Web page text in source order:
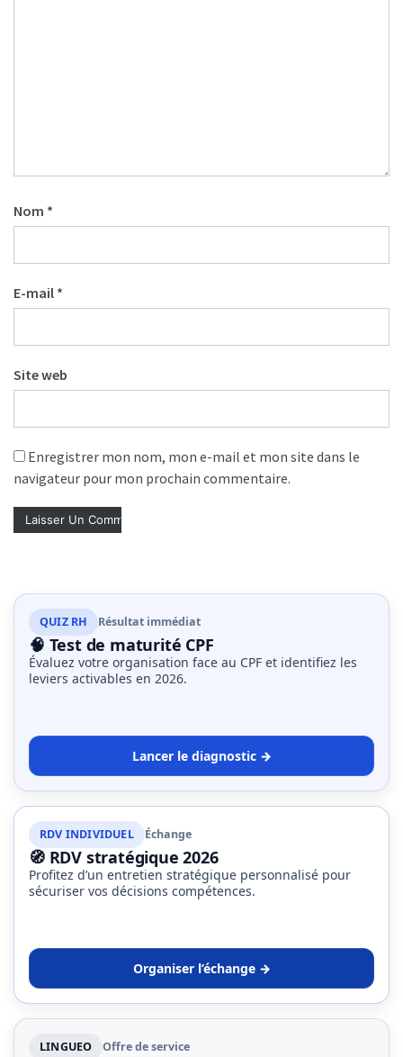
Nom *
E-mail *
Site web
Enregistrer mon nom, mon e-mail et mon site dans le
navigateur pour mon prochain commentaire.
QUIZ RH Résultat immédiat
🧠 Test de maturité CPF
Évaluez votre organisation face au CPF et identifiez les
leviers activables en 2026.
Lancer le diagnostic →
RDV INDIVIDUEL Échange
🧭 RDV stratégique 2026
Profitez d’un entretien stratégique personnalisé pour
sécuriser vos décisions compétences.
Organiser l’échange →
LINGUEO Offre de service